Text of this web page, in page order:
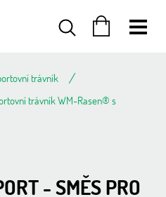
trávník
trávník WM-Rasen® s
- SMĚS PRO